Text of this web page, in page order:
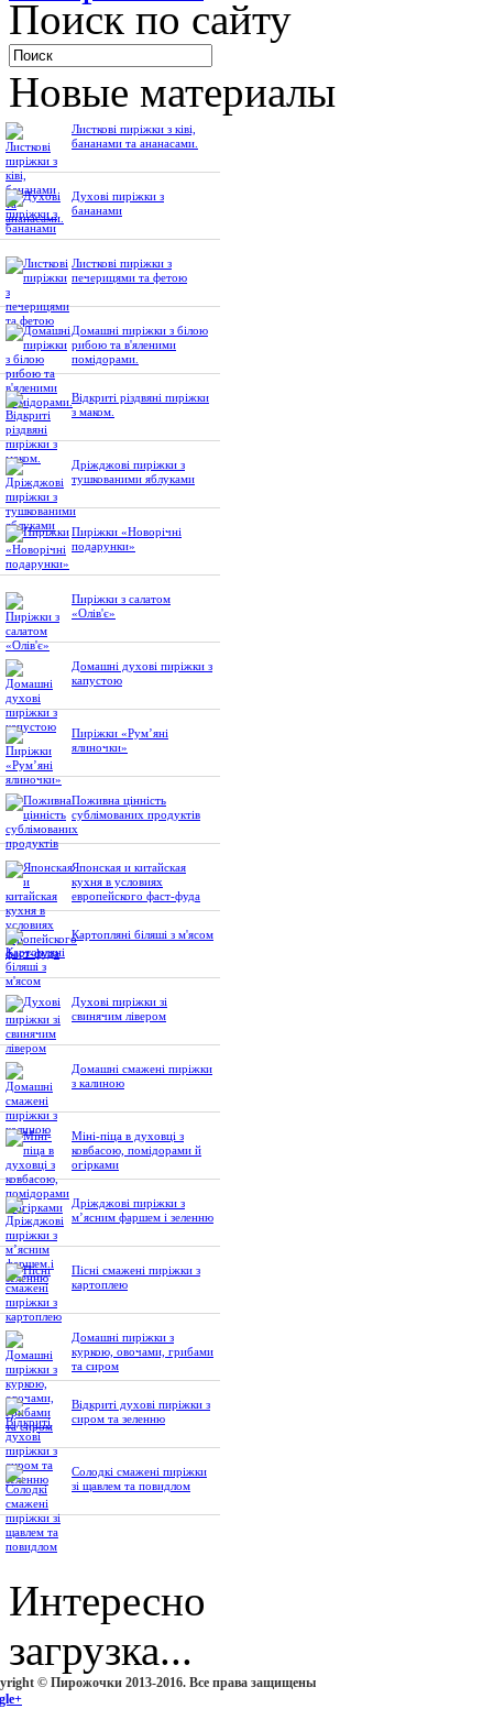
Поиск по сайту
Новые материалы
Листкові пиріжки з ківі,
бананами та ананасами.
Духові пиріжки з
бананами
Листкові пиріжки з
печерицями та фетою
Домашні пиріжки з білою
рибою та в'яленими
помідорами.
Відкриті різдвяні пиріжки
з маком.
Дріжджові пиріжки з
тушкованими яблуками
Пиріжки «Новорічні
подарунки»
Пиріжки з салатом
«Олів'є»
Домашні духові пиріжки з
капустою
Пиріжки «Рум’яні
ялиночки»
Поживна цінність
сублімованих продуктів
Японская и китайская
кухня в условиях
европейского фаст-фуда
Картопляні біляші з м'ясом
Духові пиріжки зі
свинячим лівером
Домашні смажені пиріжки
з калиною
Міні-піца в духовці з
ковбасою, помідорами й
огірками
Дріжджові пиріжки з
м’ясним фаршем і зеленню
Пісні смажені пиріжки з
картоплею
Домашні пиріжки з
куркою, овочами, грибами
та сиром
Відкриті духові пиріжки з
сиром та зеленню
Солодкі смажені пиріжки
зі щавлем та повидлом
Интересно
загрузка...
© Пирожочки 2013-2016. Все права защищены